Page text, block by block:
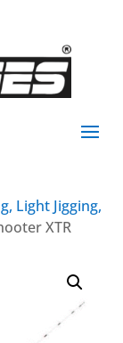
Light Jigging,
XTR